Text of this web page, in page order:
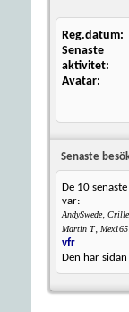
Reg.datum
Senaste
aktivitet
Avatar
Senaste
De 10
var:
AndySwede,
Martin T, Mex165
vfr
Den här